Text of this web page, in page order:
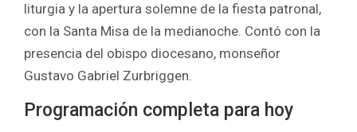
liturgia y la apertura solemne de la fiesta patronal,
con la Santa Misa de la medianoche. Contó con la
presencia del obispo diocesano, monseñor
Gustavo Gabriel Zurbriggen.
Programación completa para hoy